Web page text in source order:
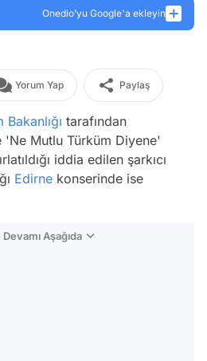
Onedio’yu Google'a ekleyin
Yorum Yap Paylaş
tarafından
Mutlu Türküm Diyene'
iddia edilen şarkıcı
Edirne konserinde ise
Aşağıda